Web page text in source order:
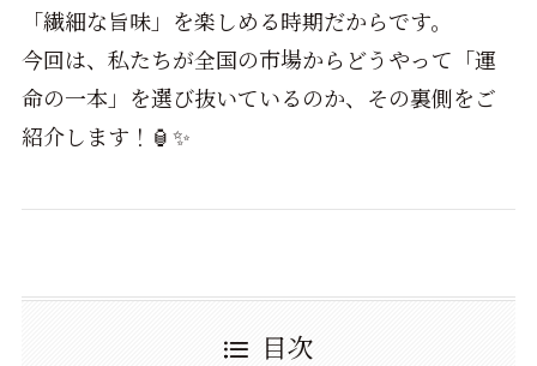
「繊細な旨味」を楽しめる時期だからです。
今回は、私たちが全国の市場からどうやって「運
命の一本」を選び抜いているのか、その裏側をご
紹介します！🏮✨
目次